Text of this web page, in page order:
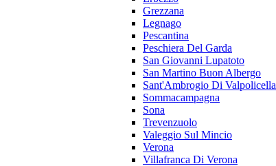
Grezzana
Legnago
Pescantina
Peschiera Del Garda
San Giovanni Lupatoto
San Martino Buon Albergo
Sant'Ambrogio Di Valpolicella
Sommacampagna
Sona
Trevenzuolo
Valeggio Sul Mincio
Verona
Villafranca Di Verona